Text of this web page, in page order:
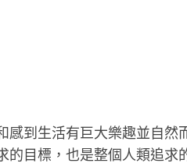
感到生活有巨大樂趣並自然
目標，也是整個人類追求